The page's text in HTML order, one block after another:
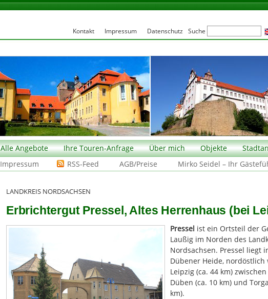
Alle Angebote Ihre Touren-Anfrage Über mich Objekte
Impressum RSS-Feed AGB/Preise Mirko Seidel – Ihr
LANDKREIS NORDSACHSEN
Erbrichtergut Pressel, Altes Herrenhaus (bei
Pressel ist ein Ortsteil der
Laußig im Norden des
Nordsachsen. Pressel liegt
Dübener Heide, nordöstlich
Leipzig (ca. 44 km) zwischen
Düben (ca. 10 km) und
km).
Kontakt Impressum Datenschutz Suche